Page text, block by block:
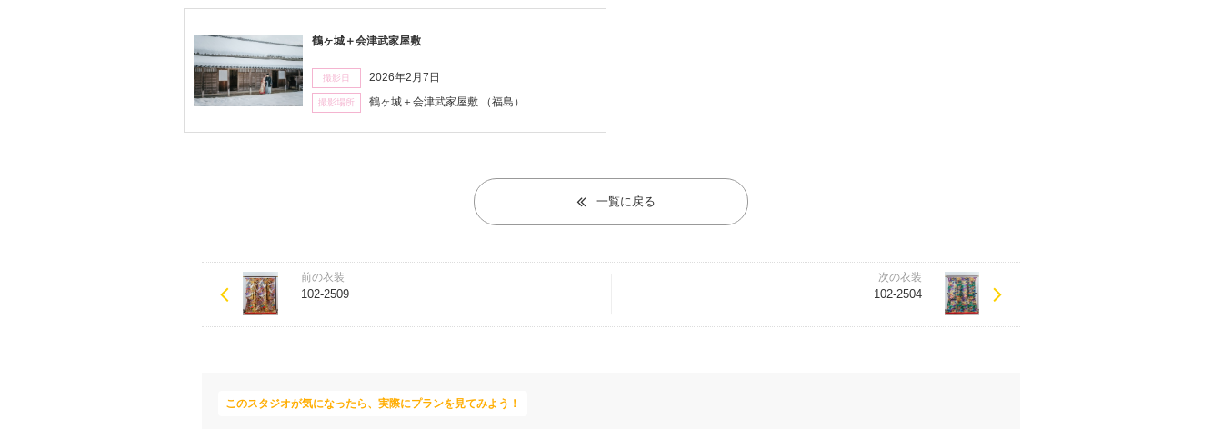
鶴ヶ城＋会津武家屋敷
撮影日 2026年2月7日
撮影場所 鶴ヶ城＋会津武家屋敷 （福島）
一覧に戻る
前の衣装
102-2509
次の衣装
102-2504
このスタジオが気になったら、実際にプランを見てみよう！